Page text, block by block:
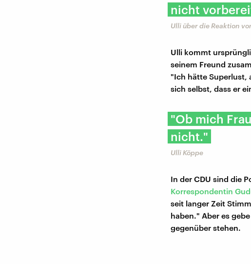
nicht
Ulli über die Reaktion
Ulli kommt
seinem Freund
"Ich hätte Superlust,
sich selbst, dass er
"Ob mich
nicht."
Ulli Köppe
In der CDU sind die
Korrespondentin
seit langer Zeit
haben." Aber es
gegenüber stehen.